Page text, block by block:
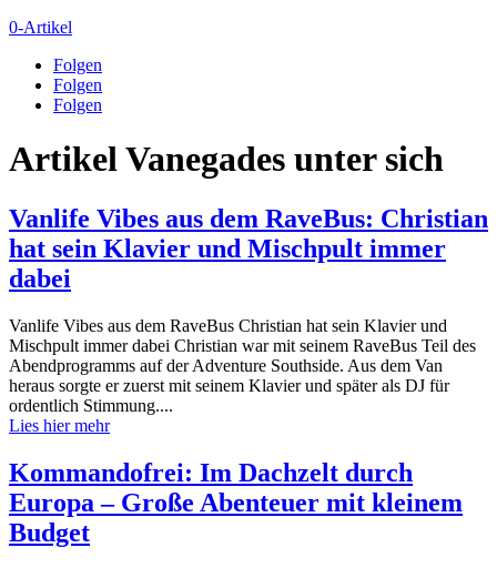
0-Artikel
Folgen
Folgen
Folgen
Artikel Vanegades unter sich
Vanlife Vibes aus dem RaveBus: Christian
hat sein Klavier und Mischpult immer
dabei
Vanlife Vibes aus dem RaveBus Christian hat sein Klavier und
Mischpult immer dabei Christian war mit seinem RaveBus Teil des
Abendprogramms auf der Adventure Southside. Aus dem Van
heraus sorgte er zuerst mit seinem Klavier und später als DJ für
ordentlich Stimmung....
Lies hier mehr
Kommandofrei: Im Dachzelt durch
Europa – Große Abenteuer mit kleinem
Budget